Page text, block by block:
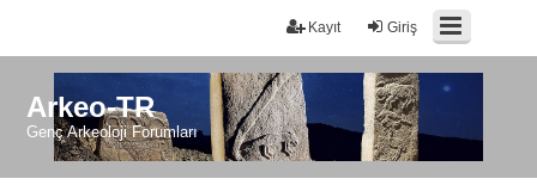
Giriş
Kayıt
Arkeo-TR
Genç Arkeoloji Forumları